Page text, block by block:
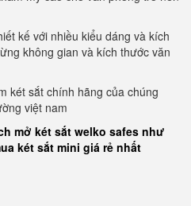
kế với nhiều kiểu dáng và kích
không gian và kích thước văn
két sắt chính hãng của chúng
việt nam
mở két sắt welko safes như
két sắt mini giá rẻ nhất